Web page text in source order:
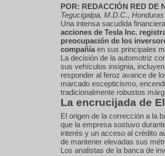
POR: REDACCIÓN RED DE
Tegucigalpa, M.D.C.,
Una intensa sacudida
acciones de Tesla Inc.
preocupación de los
compañíaen sus principales
La decisión de la automotriz
sus vehículos insignia,
responder al feroz avance de
marcado escepticismo,
tradicionalmente robustos
La encrucijada de
El origen de la corrección a la
que la empresa sostuvo
interés y un acceso al crédito
de mantener elevadas sus
Los analistas de la banca de